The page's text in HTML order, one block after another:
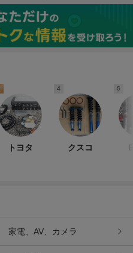
20インチ
70 245/40R20 20インチ
対応 ISSE
トヨタ
4
クスコ
5
家電、AV、カメラ